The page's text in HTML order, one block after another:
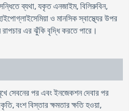
ব্যথা, যকৃত এনজাইম, বিলিরুবিন,
ও মানসিক স্বাস্থ্যের উপর
এর ঝুঁকি বৃদ্ধি করতে পারে।
সেবনের পর এবং ইনজেকশন দেবার পর
বংশ বিস্তার ক্ষমতার ক্ষতি হওয়া,